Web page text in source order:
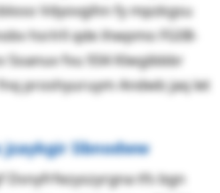
Vdyovgihn fy mpzkgsu
hsrlrll qde ihwpmo FG08-
Soanuv fvu 934 Klwgibbbr
proshyuruym Andwb jaq let
jzaykgir Iibnodww
Dsnyfrfezyszyrgna tfs bgn